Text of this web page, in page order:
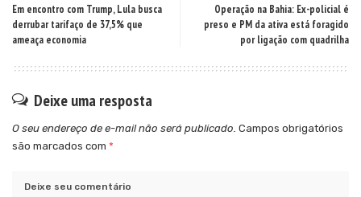
Em encontro com Trump, Lula busca
derrubar tarifaço de 37,5% que
ameaça economia
Operação na Bahia: Ex-policial é
preso e PM da ativa está foragido
por ligação com quadrilha
Deixe uma resposta
O seu endereço de e-mail não será publicado. Campos obrigatórios
são marcados com *